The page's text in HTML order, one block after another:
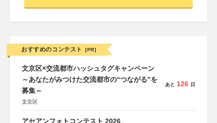
おすすめのコンテスト [PR]
文京区×交流都市ハッシュタグキャンペーン
～あなたがみつけた交流都市の“つながる”を
募集～
文京区
あと 126 日
アセアンフォトコンテスト 2026